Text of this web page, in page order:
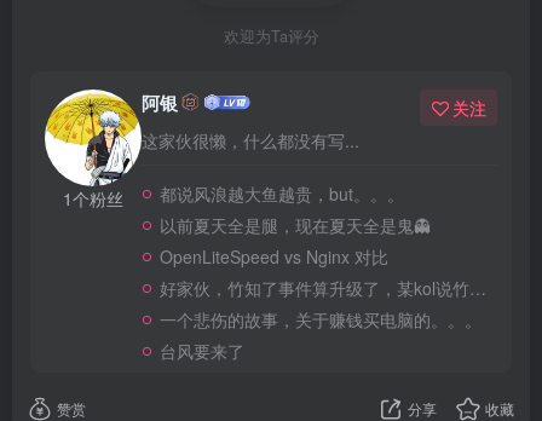
欢迎为Ta评分
1个粉丝
阿银
这家伙很懒，什么都没有写...
关注
都说风浪越大鱼越贵，but。。。
以前夏天全是腿，现在夏天全是鬼👻
OpenLiteSpeed vs Nginx 对比
好家伙，竹知了事件算升级了，某kol说竹知了是日本玩具
一个悲伤的故事，关于赚钱买电脑的。。。
台风要来了
赞赏 分享 收藏